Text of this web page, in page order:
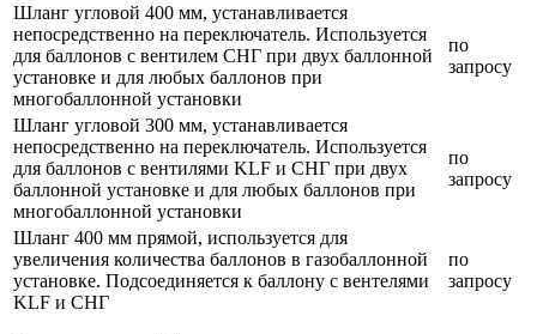
Шланг угловой 400 мм, устанавливается
непосредственно на переключатель. Используется
для баллонов c вентилем СНГ при двух баллонной
установке и для любых баллонов при
многобаллонной установки
по
запросу
Шланг угловой 300 мм, устанавливается
непосредственно на переключатель. Используется
для баллонов c вентилями KLF и СНГ при двух
баллонной установке и для любых баллонов при
многобаллонной установки
по
запросу
Шланг 400 мм прямой, используется для
увеличения количества баллонов в газобаллонной
установке. Подсоединяется к баллону с вентелями
KLF и СНГ
по
запросу